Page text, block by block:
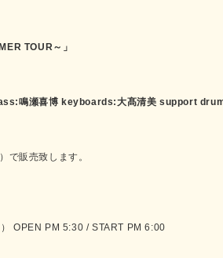
TOUR～」
鳴瀬喜博 keyboards:大髙清美 support
で販売致します。
OPEN PM 5:30 / START PM 6:00